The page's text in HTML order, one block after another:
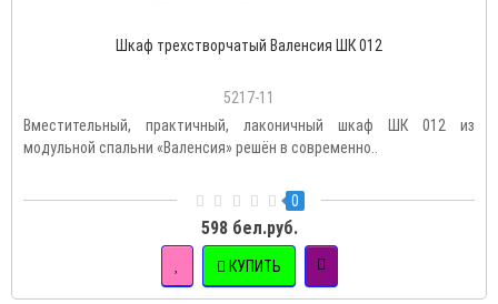
Шкаф трехстворчатый Валенсия ШК 012
5217-11
Вместительный, практичный, лаконичный шкаф ШК 012 из
модульной спальни «Валенсия» решён в современно..
0
598 бел.руб.
КУПИТЬ